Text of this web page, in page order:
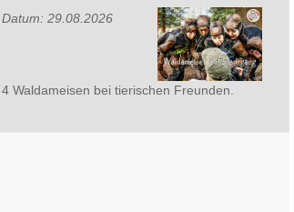
Datum: 29.08.2026
4 Waldameisen bei tierischen Freunden.